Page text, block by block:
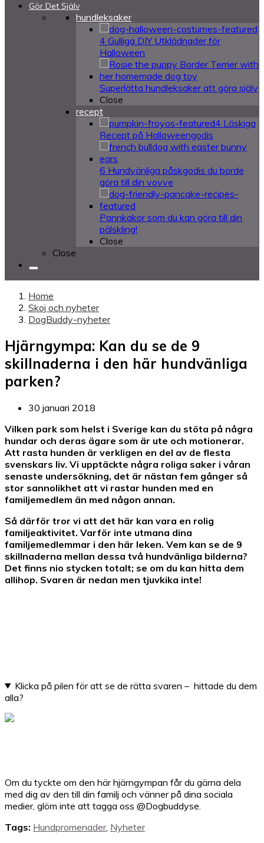
Gör Det Själv
hundleksaker
4 Gulliga DIY Utklädnader för
Halloween
Superlätta hundleksaker att göra själv
Close
recept
4 Läskiga
Recept på Halloweengodis
6 Hundvänliga påskgodis du borde
göra till din vovve
Pannkakor som du kan göra till din
pälskling!
Close
Close
Home
Skoj och nyheter
DogBuddy-nyheter
Hjärngympa: Kan du se de 9
skillnaderna i den här hundvänliga
parken?
30 januari 2018
Vilken park som helst i Sverige kan du stöta på några
hundar och deras ägare som är ute och motionerar.
Att rasta hunden är verkligen en del av de flesta
svenskars liv. Vi upptäckte några roliga saker i våran
senaste undersökning, det är nästan fem gånger så
stor sannolikhet att vi rastar hunden med en
familjemedlem än med någon annan.
Så därför tror vi att det här kan vara en rolig
familjeaktivitet. Varför inte utmana dina
familjemedlemmar i den här leken. Vem kan se de 9
skillnaderna mellan dessa två hundvänliga bilderna?
Det finns nio stycken totalt; se om du kan hitta dem
allihop. Svaren är nedan men tjuvkika inte!
Klicka på pilen för att se de rätta svaren – hittade du dem
alla?
Om du tyckte om den här hjärngympan får du gärna dela
med dig av den till din familj och vänner på dina sociala
medier, glöm inte att tagga oss @Dogbuddyse.
Tags: Hundpromenader, Nyheter